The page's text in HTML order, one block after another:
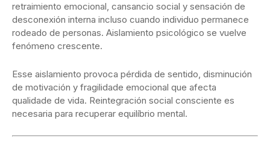
retraimiento emocional, cansancio social y sensación de
desconexión interna incluso cuando individuo permanece
rodeado de personas. Aislamiento psicológico se vuelve
fenómeno crescente.
Esse aislamiento provoca pérdida de sentido, disminución
de motivación y fragilidade emocional que afecta
qualidade de vida. Reintegración social consciente es
necesaria para recuperar equilíbrio mental.